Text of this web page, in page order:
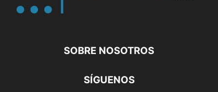
SOBRE NOSOTROS
SÍGUENOS